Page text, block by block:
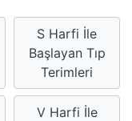
S Harfi İle
Başlayan Tıp
Terimleri
V Harfi İle